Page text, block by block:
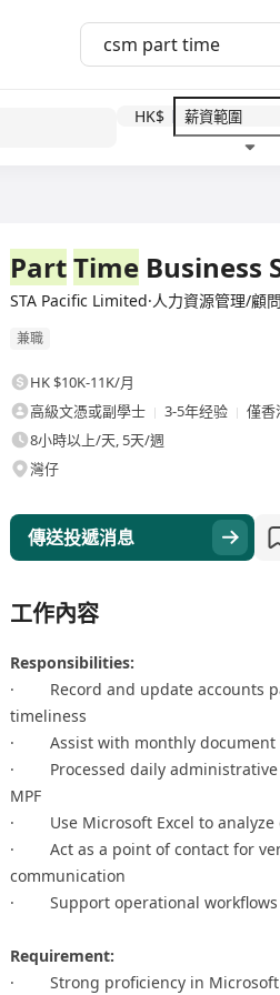
HK$
PartTime Business
STA Pacific Limited·人力資源管理/顧問
兼職
HK $10K-11K/月
高級文憑或副學士
3-5年经验
僅香
8小時以上/天, 5天/週
灣仔
傳送投遞消息
工作內容
Responsibilities:
· Record and update accounts
timeliness
· Assist with monthly document
· Processed daily administrative
MPF
· Use Microsoft Excel to analyze
· Act as a point of contact for
communication
· Support operational workflows
Requirement:
· Strong proficiency in Microsoft